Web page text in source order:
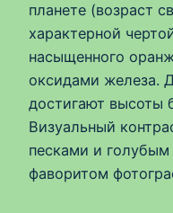
планете (возраст
характерной
насыщенного
оксидами железа.
достигают высоты
Визуальный
песками и
фаворитом